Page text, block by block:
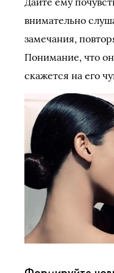
внимательно
замечания,
Понимание, что
скажется на его